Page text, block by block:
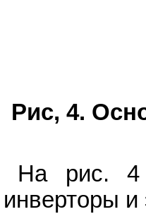
Рис, 4.
На рис. 4
инверторы и